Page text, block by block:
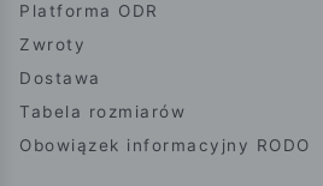
Platforma ODR
Zwroty
Dostawa
Tabela rozmiarów
Obowiązek informacyjny RODO